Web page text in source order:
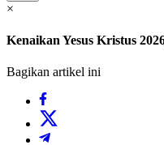
×
Kenaikan Yesus Kristus
Bagikan artikel ini